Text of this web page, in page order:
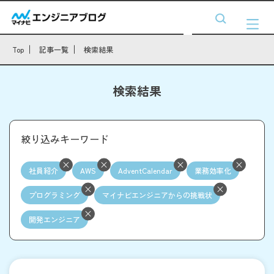
Top 記事一覧 検索結果
検索結果
絞り込みキーワード
社員紹介 AWS AdventCalendar 業務効率化
プログラミング マイナビエンジニアからの挑戦状
開発エンジニア